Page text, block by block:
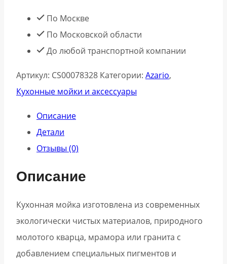
По Москве
По Московской области
До любой транспортной компании
Артикул: CS00078328 Категории: Azario,
Кухонные мойки и аксессуары
Описание
Детали
Отзывы (0)
Описание
Кухонная мойка изготовлена из современных
экологически чистых материалов, природного
молотого кварца, мрамора или гранита с
добавлением специальных пигментов и